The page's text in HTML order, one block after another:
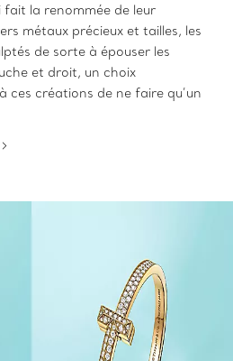
fait la renommée de leur
métaux précieux et tailles, les
de sorte à épouser les
et droit, un choix
ces créations de ne faire qu’un